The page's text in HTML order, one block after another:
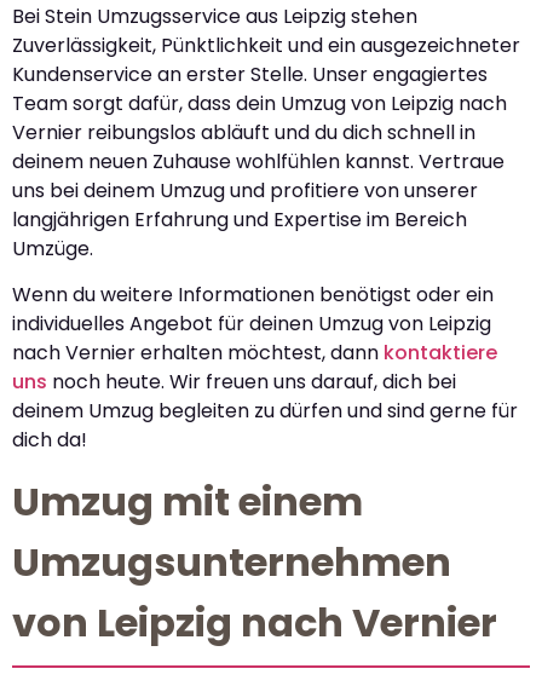
Bei Stein Umzugsservice aus Leipzig stehen
Zuverlässigkeit, Pünktlichkeit und ein ausgezeichneter
Kundenservice an erster Stelle. Unser engagiertes
Team sorgt dafür, dass dein Umzug von Leipzig nach
Vernier reibungslos abläuft und du dich schnell in
deinem neuen Zuhause wohlfühlen kannst. Vertraue
uns bei deinem Umzug und profitiere von unserer
langjährigen Erfahrung und Expertise im Bereich
Umzüge.
Wenn du weitere Informationen benötigst oder ein
individuelles Angebot für deinen Umzug von Leipzig
nach Vernier erhalten möchtest, dann kontaktiere
uns noch heute. Wir freuen uns darauf, dich bei
deinem Umzug begleiten zu dürfen und sind gerne für
dich da!
Umzug mit einem
Umzugsunternehmen
von Leipzig nach Vernier